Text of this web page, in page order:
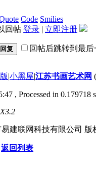
Code Smilies
回帖 登录 | 立即注册
复 回帖后跳转到最后
|小黑屋|江苏书画艺术网 (
, Processed in 0.179718
X3.2
易建联网科技有限公司 版
返回列表